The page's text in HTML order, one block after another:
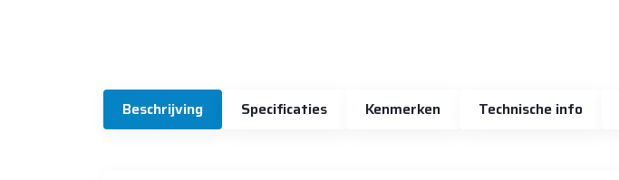
Beschrijving Specificaties Kenmerken Technische info